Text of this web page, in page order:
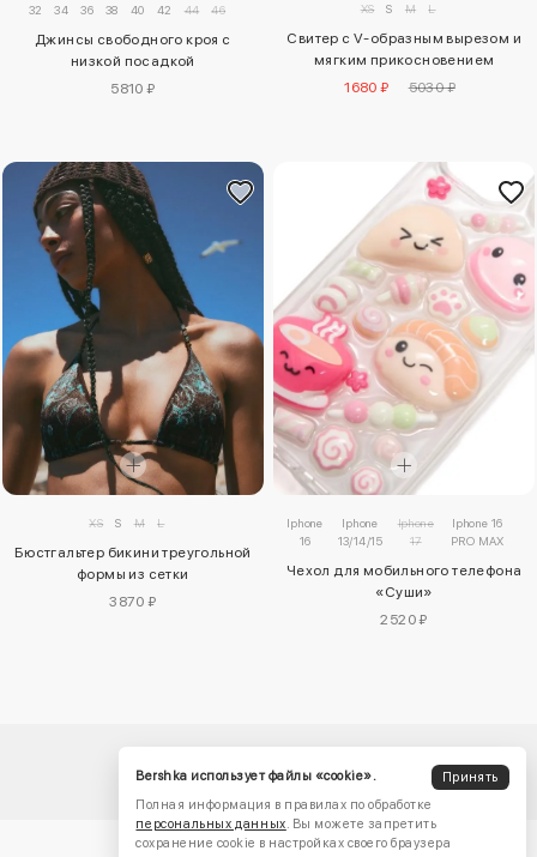
32 34 36 38 40 42 44 46
Джинсы свободного кроя с
низкой посадкой
5810 ₽
XS S M L
Свитер с V-образным вырезом и
мягким прикосновением
1680 ₽
5030 ₽
XS S M L
Бюстгальтер бикини треугольной
формы из сетки
3870 ₽
Iphone
16
Iphone
13/14/15
Iphone
17
Iphone 16
PRO MAX
Чехол для мобильного телефона
«Суши»
2520 ₽
Bershka использует файлы «cookie».
Принять
Полная информация в правилах по обработке
персональных данных . Вы можете запретить
сохранение cookie в настройках своего браузера